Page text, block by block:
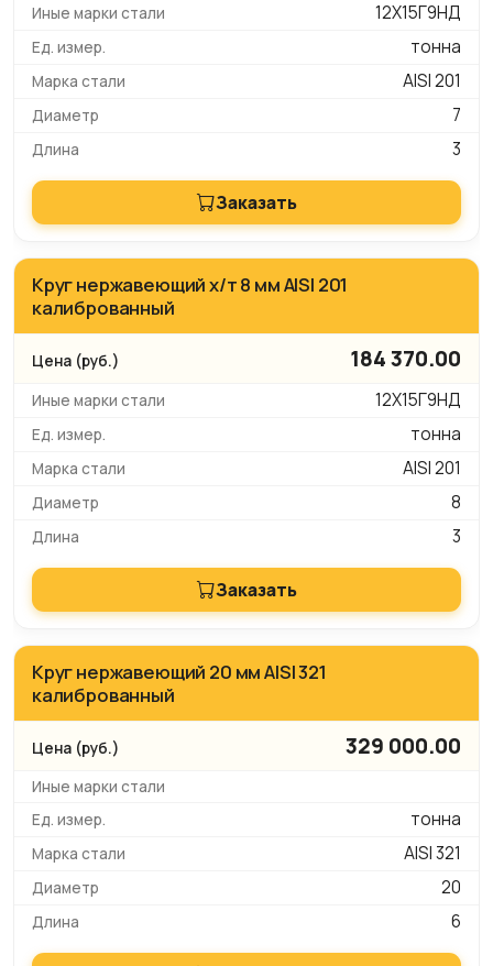
12Х15Г9НД
тонна
AISI 201
7
3
Заказать
Круг нержавеющий х/т 8 мм AISI 201
калиброванный
184 370.00
12Х15Г9НД
тонна
AISI 201
8
3
Заказать
Круг нержавеющий 20 мм AISI 321
калиброванный
329 000.00
тонна
AISI 321
20
6